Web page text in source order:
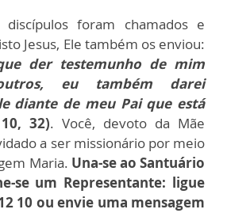
foram chamados e
Jesus, Ele também os enviou:
der testemunho de mim
eu também darei
diante de meu Pai que está
32). Você, devoto da Mãe
a ser missionário por meio
Maria. Una-se ao Santuário
se um Representante: ligue
10 ou envie uma mensagem